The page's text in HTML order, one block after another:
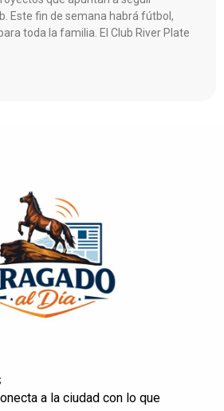
Este fin de semana habrá fútbol,
toda la familia. El Club River Plate
a la ciudad con lo que